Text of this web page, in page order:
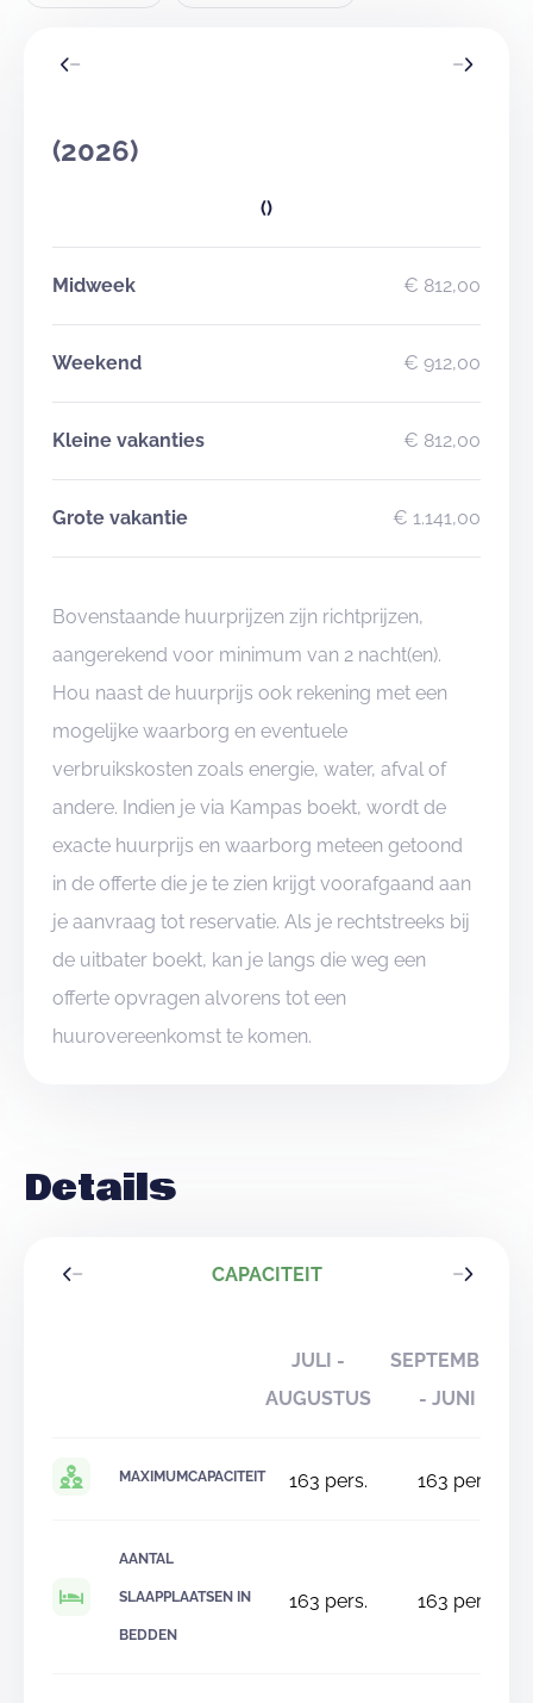
(2026)
()
Midweek € 812,00
Weekend € 912,00
Kleine vakanties € 812,00
Grote vakantie € 1.141,00
Bovenstaande huurprijzen zijn richtprijzen,
aangerekend voor minimum van 2 nacht(en).
Hou naast de huurprijs ook rekening met een
mogelijke waarborg en eventuele
verbruikskosten zoals energie, water, afval of
andere. Indien je via Kampas boekt, wordt de
exacte huurprijs en waarborg meteen getoond
in de offerte die je te zien krijgt voorafgaand aan
je aanvraag tot reservatie. Als je rechtstreeks bij
de uitbater boekt, kan je langs die weg een
offerte opvragen alvorens tot een
huurovereenkomst te komen.
Details
CAPACITEIT
JULI -
AUGUSTUS
SEPTEMBER
- JUNI
MAXIMUMCAPACITEIT 163 pers. 163 pers.
AANTAL
SLAAPPLAATSEN IN
BEDDEN
163 pers. 163 pers.